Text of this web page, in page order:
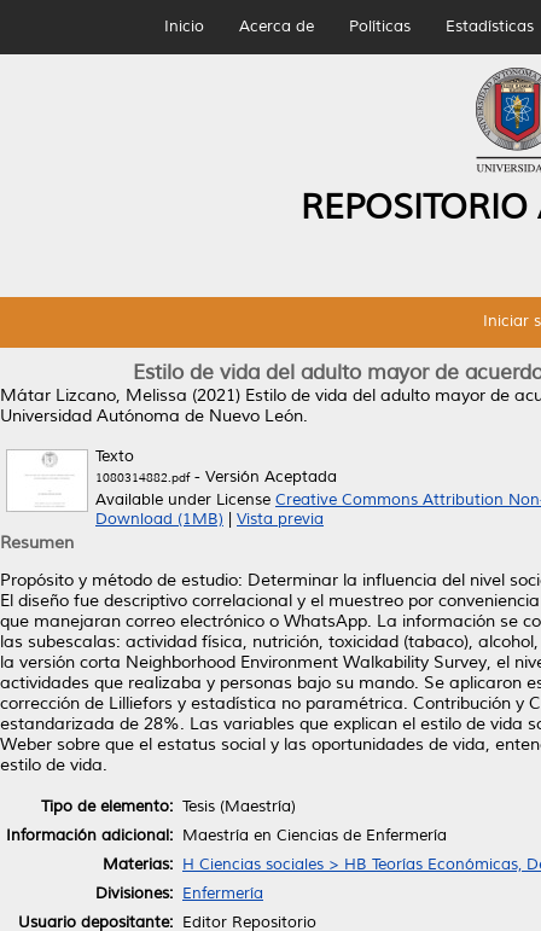
Inicio Acerca de Políticas Estadísticas
Iniciar
Estilo de vida del adulto mayor de
Mátar Lizcano, Melissa (2021) Estilo de vida del adulto mayor de
Universidad Autónoma de Nuevo León.
Texto
1080314882.pdf- Versión Aceptada
Available under License Creative Commons Attribution
Download (1MB)
Vista previa
Resumen
Propósito y método de estudio: Determinar la influencia del nivel
El diseño fue descriptivo correlacional y el muestreo por
que manejaran correo electrónico o WhatsApp. La información se
las subescalas: actividad física, nutrición, toxicidad (tabaco),
la versión corta Neighborhood Environment Walkability Survey, el
actividades que realizaba y personas bajo su mando. Se aplicaron
corrección de Lilliefors y estadística no paramétrica. Contribución y
estandarizada de 28%. Las variables que explican el estilo de vida
Weber sobre que el estatus social y las oportunidades de vida,
estilo de vida.
Tipo de elemento: Tesis (Maestría)
Información adicional: Maestría en Ciencias de Enfermería
Materias: H Ciencias sociales > HB Teorías Económicas,
Divisiones: Enfermería
Usuario depositante: Editor Repositorio